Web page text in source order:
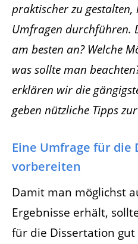
praktischer zu
Umfragen durchführen.
am besten an? Welche
was sollte man
erklären wir die
geben nützliche Tipps
Eine Umfrage für die
vorbereiten
Damit man möglichst
Ergebnisse erhält,
für die Dissertation